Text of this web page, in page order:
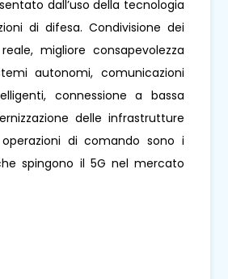
dall’uso della tecnologia
di difesa. Condivisione dei
migliore consapevolezza
autonomi, comunicazioni
connessione a bassa
delle infrastrutture
di comando sono i
spingono il 5G nel mercato